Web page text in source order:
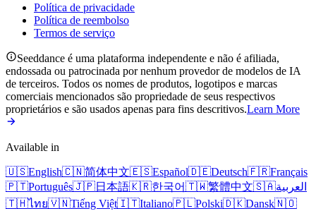
Política de privacidade
Política de reembolso
Termos de serviço
Seeddance é uma plataforma independente e não é afiliada,
endossada ou patrocinada por nenhum provedor de modelos de IA
de terceiros. Todos os nomes de produtos, logotipos e marcas
comerciais mencionados são propriedade de seus respectivos
proprietários e são usados apenas para fins descritivos.Learn More
Available in
🇺🇸English🇨🇳简体中文🇪🇸Español🇩🇪Deutsch🇫🇷Français
🇵🇹Português🇯🇵日本語🇰🇷한국어🇹🇼繁體中文🇸🇦العربية
🇹🇭ไทย🇻🇳Tiếng Việt🇮🇹Italiano🇵🇱Polski🇩🇰Dansk🇳🇴